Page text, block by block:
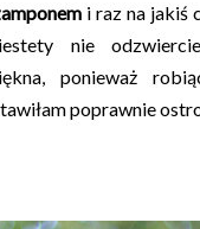
i raz na jakiś
nie
ponieważ
poprawnie